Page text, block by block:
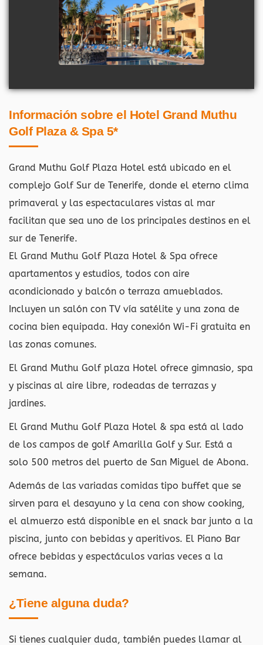
Información sobre el Hotel Grand Muthu
Golf Plaza & Spa 5*
Grand Muthu Golf Plaza Hotel está ubicado en el
complejo Golf Sur de Tenerife, donde el eterno clima
primaveral y las espectaculares vistas al mar
facilitan que sea uno de los principales destinos en el
sur de Tenerife.
El Grand Muthu Golf Plaza Hotel & Spa ofrece
apartamentos y estudios, todos con aire
acondicionado y balcón o terraza amueblados.
Incluyen un salón con TV vía satélite y una zona de
cocina bien equipada. Hay conexión Wi-Fi gratuita en
las zonas comunes.
El Grand Muthu Golf plaza Hotel ofrece gimnasio, spa
y piscinas al aire libre, rodeadas de terrazas y
jardines.
El Grand Muthu Golf Plaza Hotel & spa está al lado
de los campos de golf Amarilla Golf y Sur. Está a
solo 500 metros del puerto de San Miguel de Abona.
Además de las variadas comidas tipo buffet que se
sirven para el desayuno y la cena con show cooking,
el almuerzo está disponible en el snack bar junto a la
piscina, junto con bebidas y aperitivos. El Piano Bar
ofrece bebidas y espectáculos varias veces a la
semana.
¿Tiene alguna duda?
Si tienes cualquier duda, también puedes llamar al